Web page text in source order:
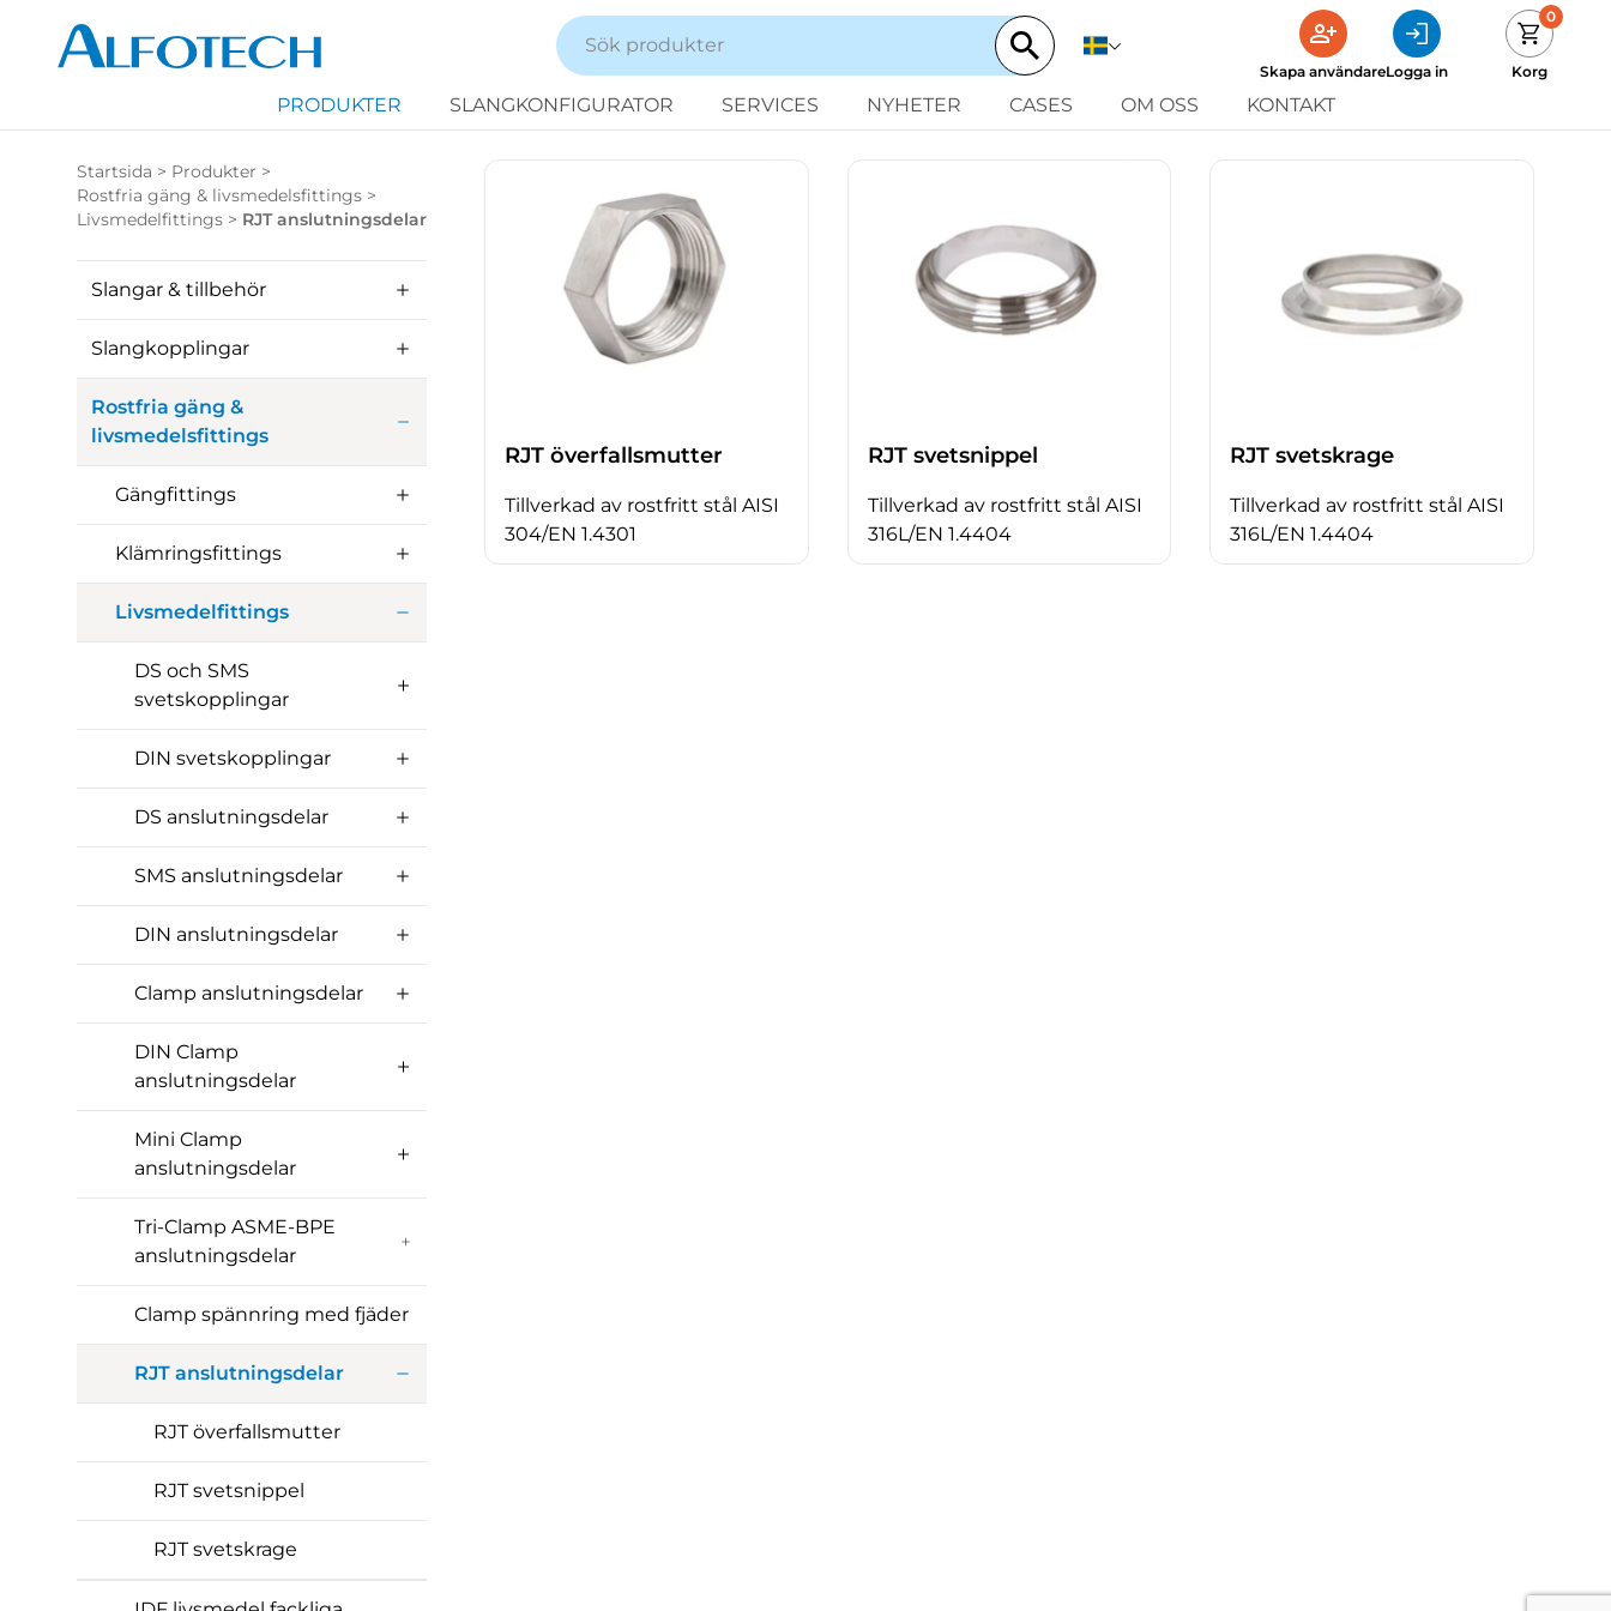
Skapa användareLogga in
0
Korg
PRODUKTER SLANGKONFIGURATOR SERVICES NYHETER CASES OM OSS KONTAKT
Startsida > Produkter >
Rostfria gäng & livsmedelsfittings >
Livsmedelfittings > RJT anslutningsdelar
Slangar & tillbehör
Slangkopplingar
Rostfria gäng &
livsmedelsfittings
Gängfittings
Klämringsfittings
Livsmedelfittings
DS och SMS
svetskopplingar
DIN svetskopplingar
DS anslutningsdelar
SMS anslutningsdelar
DIN anslutningsdelar
Clamp anslutningsdelar
DIN Clamp
anslutningsdelar
Mini Clamp
anslutningsdelar
Tri-Clamp ASME-BPE
anslutningsdelar
Clamp spännring med fjäder
RJT anslutningsdelar
RJT överfallsmutter
RJT svetsnippel
RJT svetskrage
RJT överfallsmutter
Tillverkad av rostfritt stål AISI
304/EN 1.4301
RJT svetsnippel
Tillverkad av rostfritt stål AISI
316L/EN 1.4404
RJT svetskrage
Tillverkad av rostfritt stål AISI
316L/EN 1.4404